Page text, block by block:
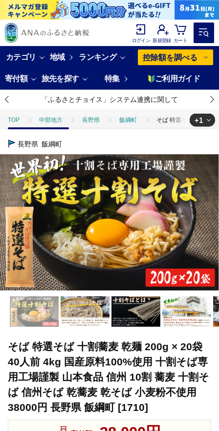
ログイン 新規登録 カート
カテゴリ 地域 ランキング 控除額を調べる
寄付額 旅先を探す 特集 ご利用ガイド
「ふるさとチョイス」システム連携に関して
TOP 中部地方 長野県 飯綱町 そば 特選そば 十割蕎
TOP
+1
長野県 飯綱町
そば 特選そば 十割蕎麦 乾麺 200g × 20袋
40人前 4kg 国産原料100%使用 十割そば専
用工場謹製 山本食品 信州 10割 蕎麦 十割そ
ば 信州そば 乾蕎麦 乾そば 小麦粉不使用
38000円 長野県 飯綱町 [1710]